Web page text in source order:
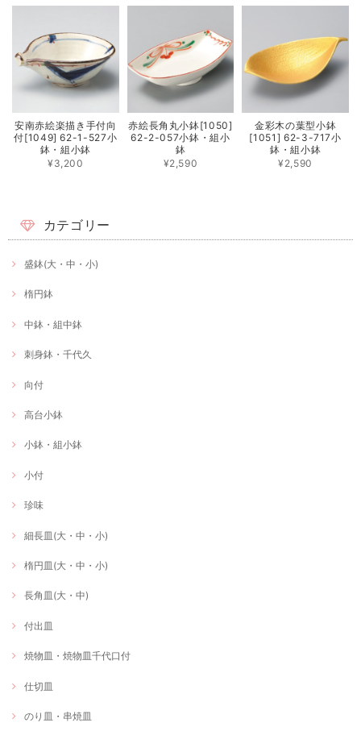
安南赤絵楽描き手付向
付[1049] 62-1-527小
鉢・組小鉢
¥3,200
赤絵長角丸小鉢[1050]
62-2-057小鉢・組小
鉢
¥2,590
金彩木の葉型小鉢
[1051] 62-3-717小
鉢・組小鉢
¥2,590
カテゴリー
盛鉢(大・中・小)
楕円鉢
中鉢・組中鉢
刺身鉢・千代久
向付
高台小鉢
小鉢・組小鉢
小付
珍味
細長皿(大・中・小)
楕円皿(大・中・小)
長角皿(大・中)
付出皿
焼物皿・焼物皿千代口付
仕切皿
のり皿・串焼皿